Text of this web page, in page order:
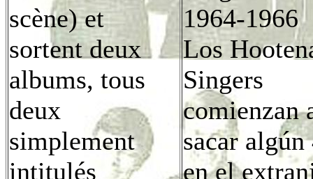
scène) et
sortent deux
albums, tous
deux
simplement
intitulés
1964-1966
Los
Singers
comienzan
sacar algún
en el